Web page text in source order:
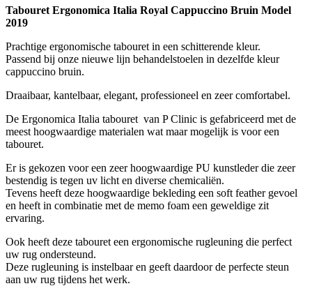
Tabouret Ergonomica Italia Royal Cappuccino Bruin Model
2019
Prachtige ergonomische tabouret in een schitterende kleur.
Passend bij onze nieuwe lijn behandelstoelen in dezelfde kleur
cappuccino bruin.
Draaibaar, kantelbaar, elegant, professioneel en zeer comfortabel.
De Ergonomica Italia tabouret van P Clinic is gefabriceerd met de
meest hoogwaardige materialen wat maar mogelijk is voor een
tabouret.
Er is gekozen voor een zeer hoogwaardige PU kunstleder die zeer
bestendig is tegen uv licht en diverse chemicaliën.
Tevens heeft deze hoogwaardige bekleding een soft feather gevoel
en heeft in combinatie met de memo foam een geweldige zit
ervaring.
Ook heeft deze tabouret een ergonomische rugleuning die perfect
uw rug ondersteund.
Deze rugleuning is instelbaar en geeft daardoor de perfecte steun
aan uw rug tijdens het werk.